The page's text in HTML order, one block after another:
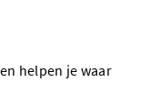
helpen je waar